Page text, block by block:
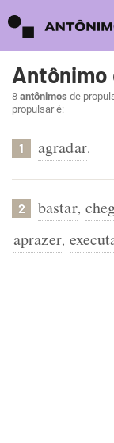
8 antônimos de
propulsar é:
1 agradar.
2 bastar,
aprazer,